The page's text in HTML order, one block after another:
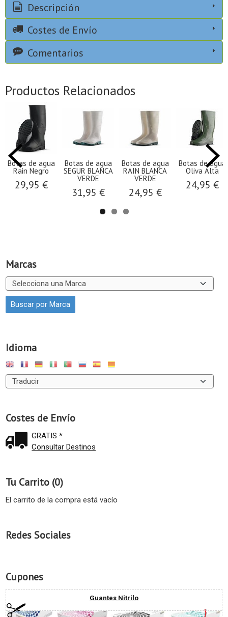
Marcas
Idioma
Costes de Envío
GRATIS *
Consultar Destinos
Tu Carrito (0)
El carrito de la compra está vacío
Redes Sociales
Cupones
Guantes Nitrilo
Descripción
Costes de Envío
Comentarios
Productos Relacionados
Botas de agua
Rain Negro
29,95 €
Botas de agua
SEGUR BLANCA
VERDE
31,95 €
Botas de agua
RAIN BLANCA
VERDE
24,95 €
Botas de agua
Oliva Alta
24,95 €